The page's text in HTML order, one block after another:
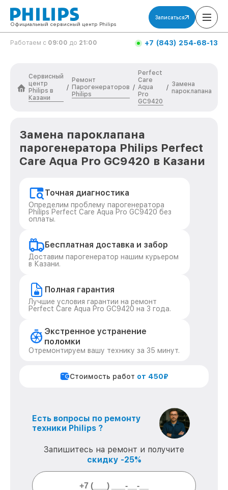
Официальный сервисный центр Philips
Записаться
Работаем с 09:00 до 21:00 +7 (843) 254-68-13
Сервисный
центр
Philips в
Казани
/
Ремонт
Парогенераторов
Philips
/
Perfect
Care
Aqua
Pro
GC9420
/ Замена
пароклапана
Замена пароклапана
парогенератора Philips Perfect
Care Aqua Pro GC9420 в Казани
Точная диагностика
Определим проблему парогенератора
Philips Perfect Care Aqua Pro GC9420 без
оплаты.
Бесплатная доставка и забор
Доставим парогенератор нашим курьером
в Казани.
Полная гарантия
Лучшие условия гарантии на ремонт
Perfect Care Aqua Pro GC9420 на 3 года.
Экстренное устранение
поломки
Отремонтируем вашу технику за 35 минут.
Стоимость работ от 450₽
Есть вопросы по ремонту
техники Philips ?
Запишитесь на ремонт и получите
скидку -25%